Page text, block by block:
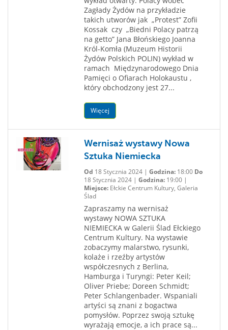
Zagłady Żydów na przykładzie
takich utworów jak „Protest” Zofii
Kossak czy „Biedni Polacy patrzą
na getto” Jana Błońskiego Joanna
Król-Komła (Muzeum Historii
Żydów Polskich POLIN) wykład w
ramach Międzynarodowego Dnia
Pamięci o Ofiarach Holokaustu ,
który obchodzony jest 27...
Więcej
Wernisaż wystawy Nowa
Sztuka Niemiecka
Od 18 Stycznia 2024 | Godzina:18:00 Do
18 Stycznia 2024 | Godzina:19:00 |
Miejsce:Ełckie Centrum Kultury, Galeria
Ślad
Zapraszamy na wernisaż
wystawy NOWA SZTUKA
NIEMIECKA w Galerii Ślad Ełckiego
Centrum Kultury. Na wystawie
zobaczymy malarstwo, rysunki,
kolaże i rzeźby artystów
współczesnych z Berlina,
Hamburga i Turyngi: Peter Keil;
Oliver Priebe; Doreen Schmidt;
Peter Schlangenbader. Wspaniali
artyści są znani z bogactwa
pomysłów. Poprzez swoją sztukę
wyrażają emocje, a ich prace są...